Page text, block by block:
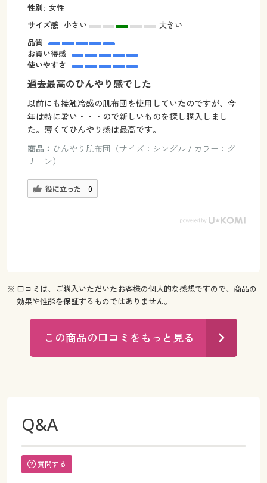
性別: 女性
サイズ感 小さい
大きい
品質
お買い得感
使いやすさ
過去最高のひんやり感でした
以前にも接触冷感の肌布団を使用していたのですが、今
年は特に暑い・・・ので新しいものを探し購入しまし
た。薄くてひんやり感は最高です。
商品： ひんやり肌布団（サイズ：シングル / カラー：グ
リーン）
役に立った 0
※ 口コミは、ご購入いただいたお客様の個人的な感想ですので、商品の
効果や性能を保証するものではありません。
この商品の口コミをもっと見る
Q&A
質問する